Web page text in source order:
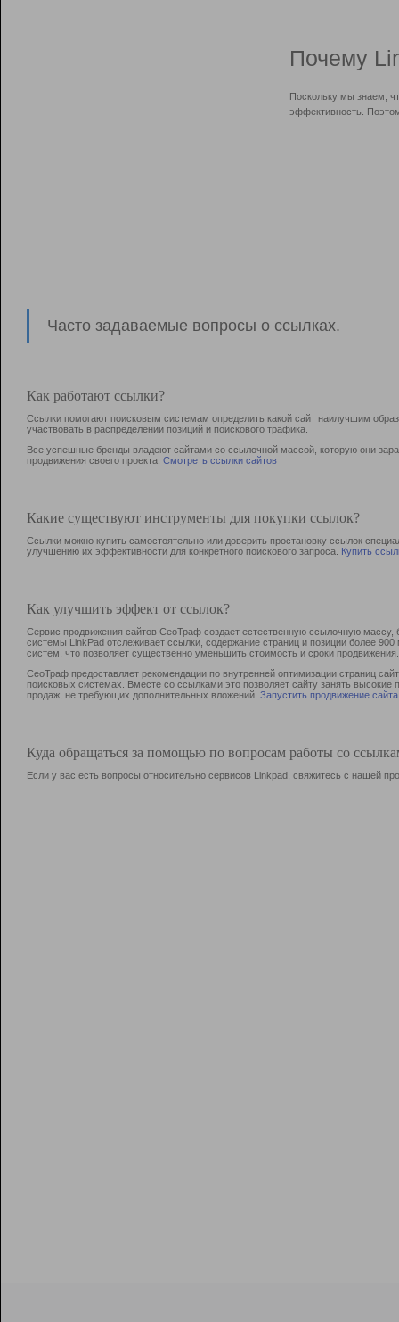
Почему
Поскольку мы знаем,
эффективность.
Часто задаваемые вопросы о ссылках.
Как работают ссылки?
Ссылки помогают поисковым системам определить какой сайт наилучшим
участвовать в раcпределении позиций и поискового трафика.
Все успешные бренды владеют сайтами со ссылочной массой, которую они
продвижения своего проекта. Смотреть ссылки сайтов
Какие существуют инструменты для покупки ссылок?
Ссылки можно купить самостоятельно или доверить простановку ссылок
улучшению их эффективности для конкретного поискового запроса. Купить
Как улучшить эффект от ссылок?
Сервис продвижения сайтов СеоТраф создает естественную ссылочную
системы LinkPad отслеживает ссылки, содержание страниц и позиции более
систем, что позволяет существенно уменьшить стоимость и сроки продвижения.
СеоТраф предоставляет рекомендации по внутренней оптимизации страниц
поисковых системах. Вместе со ссылками это позволяет сайту занять
продаж, не требующих дополнительных вложений. Запустить продвижение сайта
Куда обращаться за помощью по вопросам работы со
Если у вас есть вопросы относительно сервисов Linkpad, свяжитесь с нашей